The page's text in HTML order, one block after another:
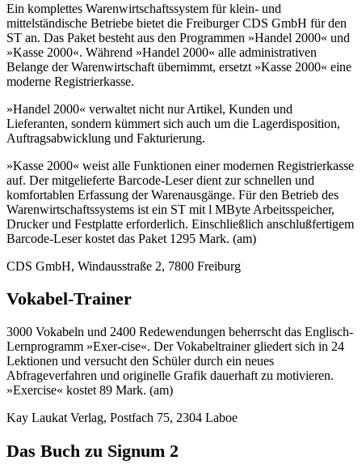
Ein komplettes Warenwirtschaftssystem für klein- und
mittelständische Betriebe bietet die Freiburger CDS GmbH für den
ST an. Das Paket besteht aus den Programmen »Handel 2000« und
»Kasse 2000«. Während »Handel 2000« alle administrativen
Belange der Warenwirtschaft übernimmt, ersetzt »Kasse 2000« eine
moderne Registrierkasse.
»Handel 2000« verwaltet nicht nur Artikel, Kunden und
Lieferanten, sondern kümmert sich auch um die Lagerdisposition,
Auftragsabwicklung und Fakturierung.
»Kasse 2000« weist alle Funktionen einer modernen Registrierkasse
auf. Der mitgelieferte Barcode-Leser dient zur schnellen und
komfortablen Erfassung der Warenausgänge. Für den Betrieb des
Warenwirtschaftssystems ist ein ST mit l MByte Arbeitsspeicher,
Drucker und Festplatte erforderlich. Einschließlich anschlußfertigem
Barcode-Leser kostet das Paket 1295 Mark. (am)
CDS GmbH, Windausstraße 2, 7800 Freiburg
Vokabel-Trainer
3000 Vokabeln und 2400 Redewendungen beherrscht das Englisch-
Lernprogramm »Exer-cise«. Der Vokabeltrainer gliedert sich in 24
Lektionen und versucht den Schüler durch ein neues
Abfrageverfahren und originelle Grafik dauerhaft zu motivieren.
»Exercise« kostet 89 Mark. (am)
Kay Laukat Verlag, Postfach 75, 2304 Laboe
Das Buch zu Signum 2